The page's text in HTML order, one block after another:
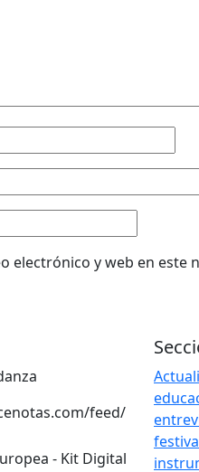
electrónico y web en este
feed/